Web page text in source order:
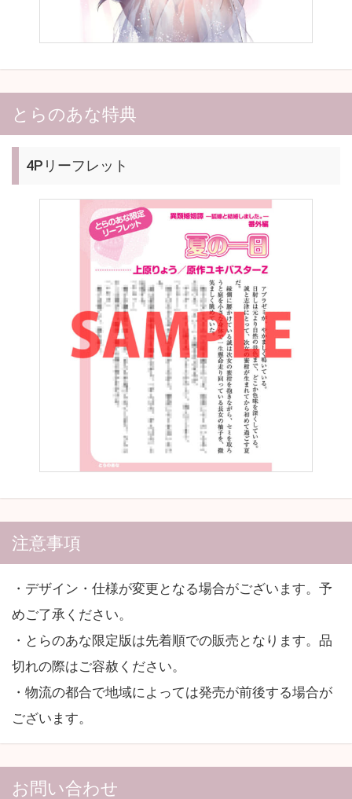
とらのあな特典
4Pリーフレット
注意事項
・デザイン・仕様が変更となる場合がございます。予
めご了承ください。
・とらのあな限定版は先着順での販売となります。品
切れの際はご容赦ください。
・物流の都合で地域によっては発売が前後する場合が
ございます。
お問い合わせ